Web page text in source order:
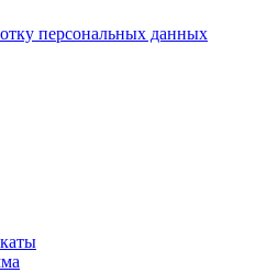
персональных данных